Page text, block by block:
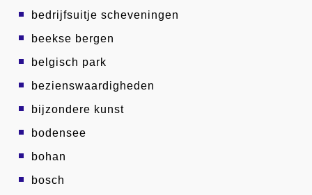
bedrijfsuitje scheveningen
beekse bergen
belgisch park
bezienswaardigheden
bijzondere kunst
bodensee
bohan
bosch